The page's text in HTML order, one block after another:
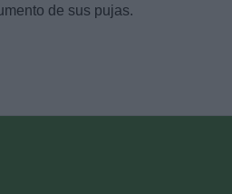
de sus pujas.